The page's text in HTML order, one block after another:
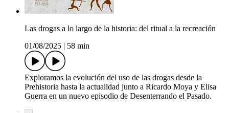
Las drogas a lo largo de la historia: del ritual a la recreación
01/08/2025
58 min
Exploramos la evolución del uso de las drogas desde la
Prehistoria hasta la actualidad junto a Ricardo Moya y Elisa
Guerra en un nuevo episodio de Desenterrando el Pasado.